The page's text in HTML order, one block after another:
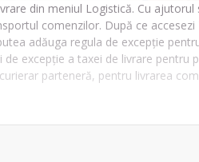
din meniul Logistică. Cu ajutorul
comenzilor. După ce accesezi
adăuga regula de excepție
excepție a taxei de livrare pentru
parteneră, pentru livrarea